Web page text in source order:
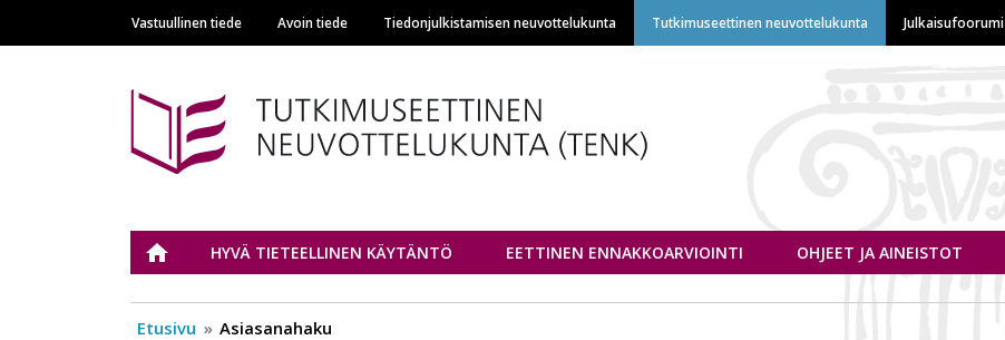
Hyppää
pääsisältöön
Main navigation
Vastuullinen tiede Avoin tiede Tiedonjulkistamisen neuvottelukunta Tutkimuseettinen neuvottelukunta Julkaisufoorumi
Tutkimuseettinen neuvottelukunta
ETUSIVUHYVÄ TIETEELLINEN KÄYTÄNTÖ EETTINEN ENNAKKOARVIOINTI OHJEET JA AINEISTOT
Etusivu Asiasanahaku